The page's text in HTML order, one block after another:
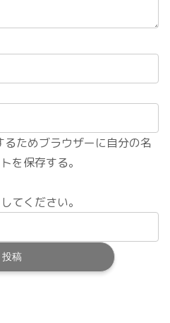
ためブラウザーに自分の名
を保存する。
てください。